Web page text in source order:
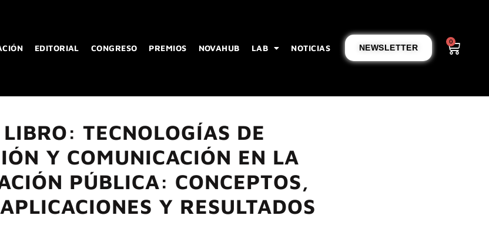
EDITORIAL CONGRESO PREMIOS NOVAHUB LAB NOTICIAS NEWSLETTER
0
TECNOLOGÍAS DE
Y COMUNICACIÓN EN LA
PÚBLICA: CONCEPTOS,
Y RESULTADOS